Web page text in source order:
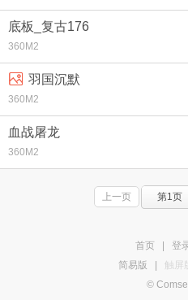
底板_复古176
360M2
羽国沉默
360M2
血战屠龙
360M2
上一页 第1页
首页 登
简易版
触屏
©